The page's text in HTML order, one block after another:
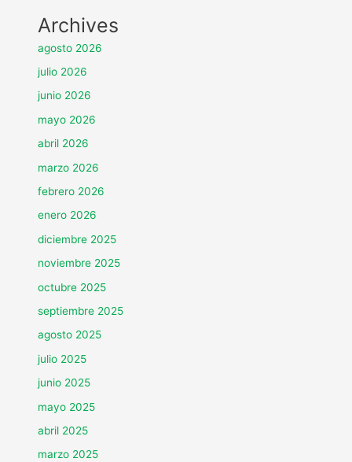
Archives
agosto 2026
julio 2026
junio 2026
mayo 2026
abril 2026
marzo 2026
febrero 2026
enero 2026
diciembre 2025
noviembre 2025
octubre 2025
septiembre 2025
agosto 2025
julio 2025
junio 2025
mayo 2025
abril 2025
marzo 2025